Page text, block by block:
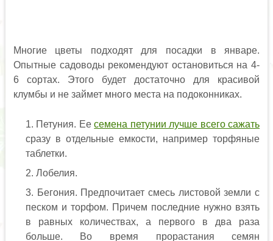
Многие цветы подходят для посадки в январе.
Опытные садоводы рекомендуют остановиться на 4-
6 сортах. Этого будет достаточно для красивой
клумбы и не займет много места на подоконниках.
Петуния. Еесемена петунии лучше всего сажать
сразу в отдельные емкости, например торфяные
таблетки.
Лобелия.
Бегония. Предпочитает смесь листовой земли с
песком и торфом. Причем последние нужно взять
в равных количествах, а первого в два раза
больше. Во время прорастания семян